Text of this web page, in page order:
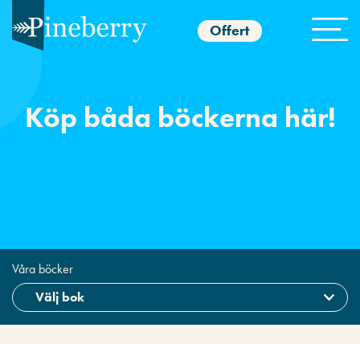
Offert
Köp båda böckerna här!
Våra böcker